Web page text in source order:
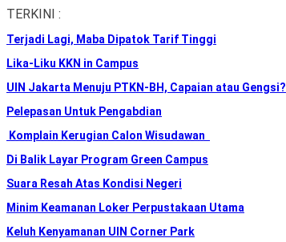
Skip
the
content
TERKINI :
Terjadi Lagi, Maba Dipatok Tarif Tinggi
Lika-Liku KKN in Campus
UIN Jakarta Menuju PTKN-BH, Capaian atau Gengsi?
Pelepasan Untuk Pengabdian
Komplain Kerugian Calon Wisudawan
Di Balik Layar Program Green Campus
Suara Resah Atas Kondisi Negeri
Minim Keamanan Loker Perpustakaan Utama
Keluh Kenyamanan UIN Corner Park